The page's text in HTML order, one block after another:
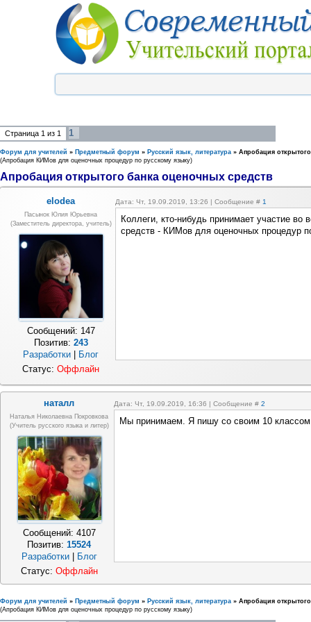
Страница 1 из 1 1
Форум для учителей » Предметный форум » Русский язык, литература » Апробация
(Апробация КИМов для оценочных процедур по русскому языку)
Апробация открытого банка оценочных средств
elodea Дата: Чт, 19.09.2019, 13:26 | Сообщение # 1
Пасынок Юлия Юрьевна
(заместитель директора, учитель)
Сообщений: 147
Позитив: 243
Разработки
Блог
Коллеги, кто-нибудь принимает участие во
средств - КИМов для оценочных процедур
Статус:Оффлайн
наталл Дата: Чт, 19.09.2019, 16:36 | Сообщение # 2
Наталья Николаевна Покровкова
(учитель русского языка и литер)
Сообщений: 4107
Позитив:15524
Разработки
Блог
Мы принимаем. Я пишу со своим 10
Статус: Оффлайн
Форум для учителей » Предметный форум » Русский язык, литература » Апробация
(Апробация КИМов для оценочных процедур по русскому языку)